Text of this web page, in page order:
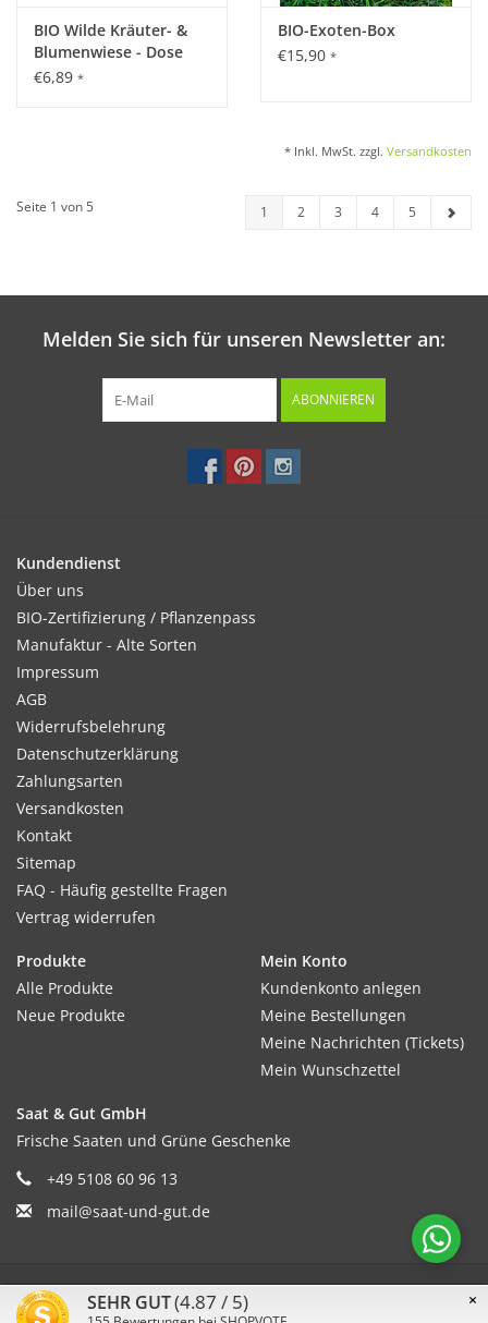
BIO Wilde Kräuter- &
Blumenwiese - Dose
€6,89 *
BIO-Exoten-Box
€15,90 *
* Inkl. MwSt. zzgl. Versandkosten
Seite 1 von 5 1 2 3 4 5
Melden Sie sich für unseren Newsletter an:
ABONNIEREN
Kundendienst
Über uns
BIO-Zertifizierung / Pflanzenpass
Manufaktur - Alte Sorten
Impressum
AGB
Widerrufsbelehrung
Datenschutzerklärung
Zahlungsarten
Versandkosten
Kontakt
Sitemap
FAQ - Häufig gestellte Fragen
Vertrag widerrufen
Produkte
Alle Produkte
Neue Produkte
Mein Konto
Kundenkonto anlegen
Meine Bestellungen
Meine Nachrichten (Tickets)
Mein Wunschzettel
Saat & Gut GmbH
Frische Saaten und Grüne Geschenke
+49 5108 60 96 13
mail@saat-und-gut.de
© Copyright 2026 Saat & Gut - Powered by ×
SEHR GUT(4.87 / 5)